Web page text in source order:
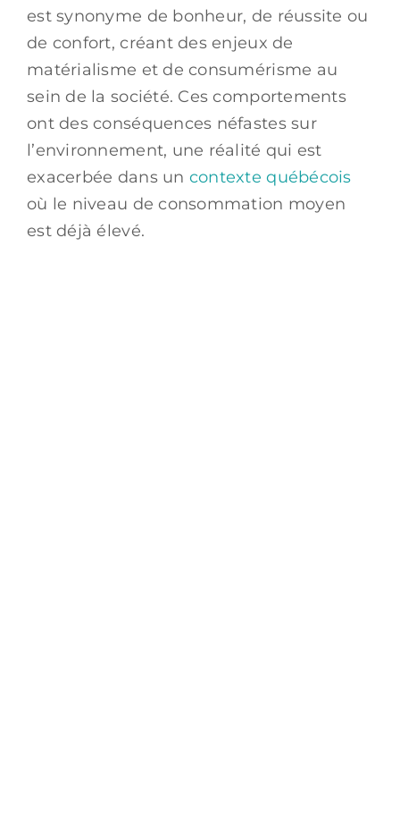
est synonyme de bonheur, de réussite ou
de confort, créant des enjeux de
matérialisme et de consumérisme au
sein de la société. Ces comportements
ont des conséquences néfastes sur
l’environnement, une réalité qui est
exacerbée dans un contexte québécois
où le niveau de consommation moyen
est déjà élevé.